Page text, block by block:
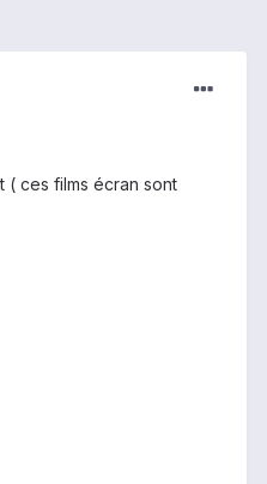
( ces films écran sont